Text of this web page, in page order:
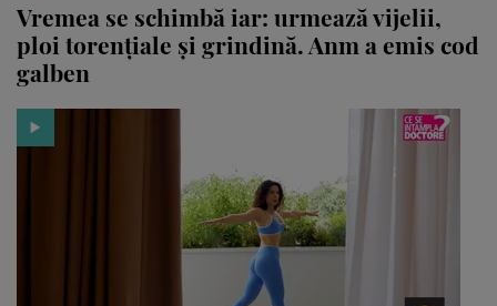
Vremea se schimbă iar: urmează vijelii,
ploi torențiale și grindină. Anm a emis cod
galben